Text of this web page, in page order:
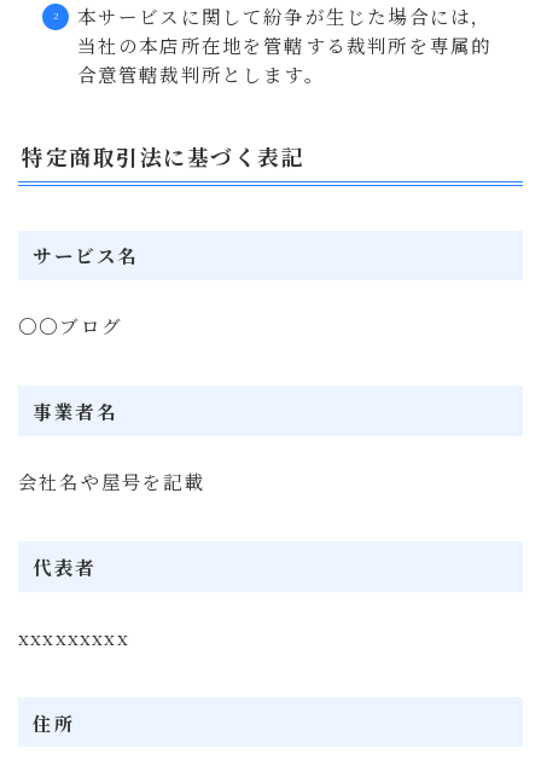
本サービスに関して紛争が生じた場合には，
当社の本店所在地を管轄する裁判所を専属的
合意管轄裁判所とします。
特定商取引法に基づく表記
サービス名
〇〇ブログ
事業者名
会社名や屋号を記載
代表者
xxxxxxxxx
住所